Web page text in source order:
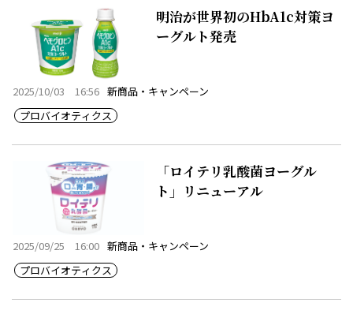
明治が世界初のHbA1c対策ヨ
ーグルト発売
2025/10/03 16:56 新商品・キャンペーン
プロバイオティクス
「ロイテリ乳酸菌ヨーグル
ト」リニューアル
2025/09/25 16:00 新商品・キャンペーン
プロバイオティクス